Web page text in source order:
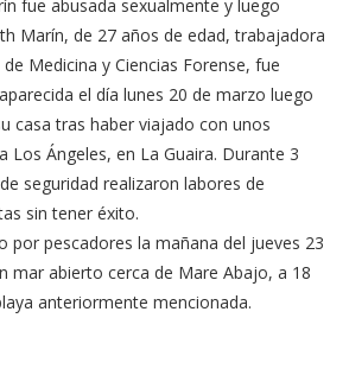
fue abusada sexualmente y luego
Marín, de 27 años de edad, trabajadora
Medicina y Ciencias Forense, fue
el día lunes 20 de marzo luego
casa tras haber viajado con unos
Los Ángeles, en La Guaira. Durante 3
seguridad realizaron labores de
sin tener éxito.
por pescadores la mañana del jueves 23
mar abierto cerca de Mare Abajo, a 18
anteriormente mencionada.